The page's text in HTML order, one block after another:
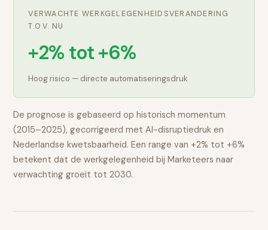
VERWACHTE WERKGELEGENHEIDSVERANDERING
T.O.V. NU
+2% tot +6%
Hoog risico — directe automatiseringsdruk
De prognose is gebaseerd op historisch momentum
(2015–2025), gecorrigeerd met AI-disruptiedruk en
Nederlandse kwetsbaarheid. Een range van +2% tot +6%
betekent dat de werkgelegenheid bijMarketeers naar
verwachtinggroeit tot 2030.